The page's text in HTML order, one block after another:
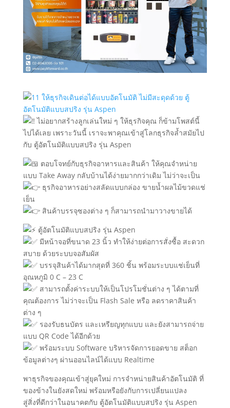
ไม่อยากสร้างลูกเล่นใหม่ ๆ ให้ธุรกิจคุณ ก็ข้ามโพสต์นี้
ไปได้เลย เพราะวันนี้ เราจะพาคุณเข้าสู่โลกธุรกิจล้ำสมัยไป
กับ ตู้อัตโนมัติแบบสปริง รุ่น Aspen
ตอบโจทย์กับธุรกิจอาหารและสินค้า ให้คุณจำหน่าย
แบบ Take Away กลับบ้านได้ง่ายมากกว่าเดิม ไม่ว่าจะเป็น
ธุรกิจอาหารอย่างสลัดแบบกล่อง ขายน้ำผลไม้ขวดแช่
เย็น
สินค้าบรรจุซองต่าง ๆ ก็สามารถนำมาวางขายได้
ตู้อัตโนมัติแบบสปริง รุ่น Aspen
มีหน้าจอที่ขนาด 23 นิ้ว ทำให้ง่ายต่อการสั่งซื้อ สะดวก
สบาย ด้วยระบบจอสัมผัส
บรรจุสินค้าได้มากสุดที่ 360 ชิ้น พร้อมระบบแช่เย็นที่
อุณหภูมิ 0 C – 23 C
สามารถตั้งค่าระบบให้เป็นโปรโมชั่นต่าง ๆ ได้ตามที่
คุณต้องการ ไม่ว่าจะเป็น Flash Sale หรือ ลดราคาสินค้า
ต่าง ๆ
รองรับธนบัตร และเหรียญทุกแบบ และยังสามารถจ่าย
แบบ QR Code ได้อีกด้วย
พร้อมระบบ Software บริหารจัดการยอดขาย สต็อก
ข้อมูลต่างๆ ผ่านออนไลน์ได้แบบ Realtime
พาธุรกิจของคุณเข้าสู่ยุคใหม่ การจำหน่ายสินค้าอัตโนมัติ ที่
ของข้างในยังสดใหม่ พร้อมหรือยังกับการเปลี่ยนแปลง
สู่สิ่งที่ดีกว่าในอนาคตกับ ตู้อัตโนมัติแบบสปริง รุ่น Aspen